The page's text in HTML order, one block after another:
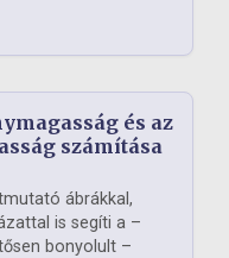
és az
számítása
ábrákkal,
is segíti a –
bonyolult –